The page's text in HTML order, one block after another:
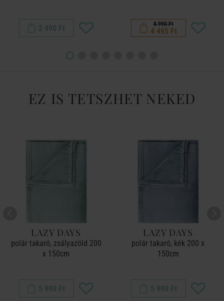
2 490 Ft 8 990 Ft
4 495 Ft
EZ IS TETSZHET NEKED
LAZY DAYS
polár takaró, zsályazöld 200
x 150cm
5 990 Ft
LAZY DAYS
polár takaró, kék 200 x
150cm
5 990 Ft